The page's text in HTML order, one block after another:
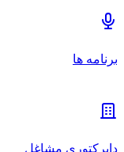
برنامه ها
دایرکتوری مشاغل